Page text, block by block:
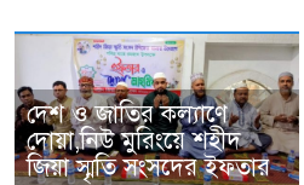
দেশ ও জাতির কল্যাণে
দোয়া,নিউ মুরিংয়ে শহীদ
জিয়া স্মৃতি সংসদের ইফতার